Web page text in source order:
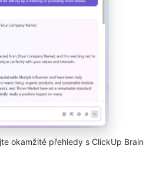
okamžité přehledy s ClickUp Brain